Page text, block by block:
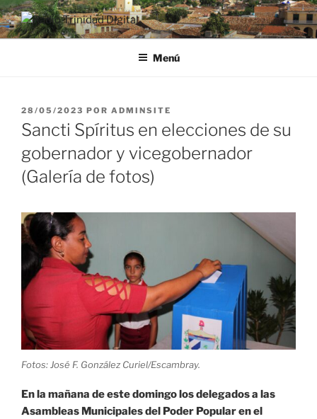
Saltar
al
contenido
RADIO TRINIDAD DIGITAL
Desde la Ciudad Museo del Caribe
Menú
PUBLICADO
EL
28/05/2023 POR ADMINSITE
Sancti Spíritus en elecciones de su
gobernador y vicegobernador
(Galería de fotos)
Fotos: José F. González Curiel/Escambray.
En la mañana de este domingo los delegados a las
Asambleas Municipales del Poder Popular en el